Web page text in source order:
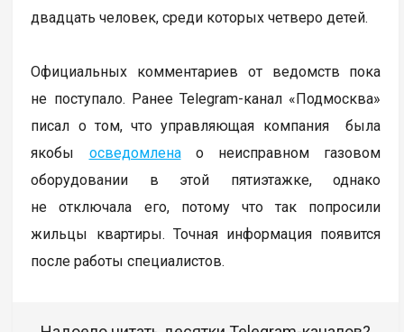
двадцать человек, среди которых четверо детей.
Официальных комментариев от ведомств пока
не поступало. Ранее Telegram-канал «Подмосква»
писал о том, что управляющая компания была
якобы осведомленао неисправном газовом
оборудовании в этой пятиэтажке, однако
не отключала его, потому что так попросили
жильцы квартиры. Точная информация появится
после работы специалистов.